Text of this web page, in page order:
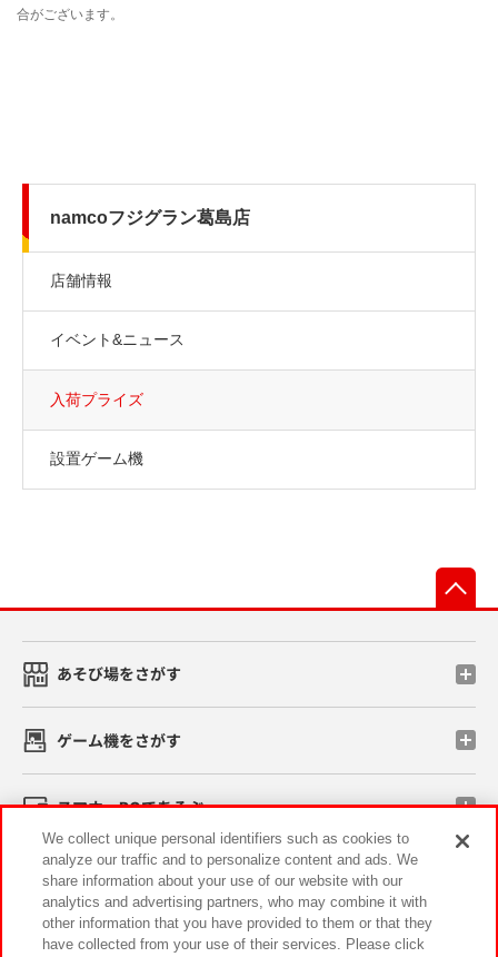
namcoフジグラン葛島店
店舗情報
イベント&ニュース
入荷プライズ
設置ゲーム機
あそび場をさがす
ゲーム機をさがす
スマホ・PCであそぶ
イベント・キャンペーン
We collect unique personal identifiers such as cookies to
analyze our traffic and to personalize content and ads. We
share information about your use of our website with our
analytics and advertising partners, who may combine it with
other information that you have provided to them or that they
have collected from your use of their services. Please click